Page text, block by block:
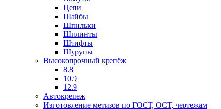
Цепи
Шайбы
Шпильки
Шплинты
Штифты
Шурупы
Высокопрочный крепёж
8.8
10.9
12.9
Автокрепеж
Изготовление метизов по ГОСТ, ОСТ, чертежам